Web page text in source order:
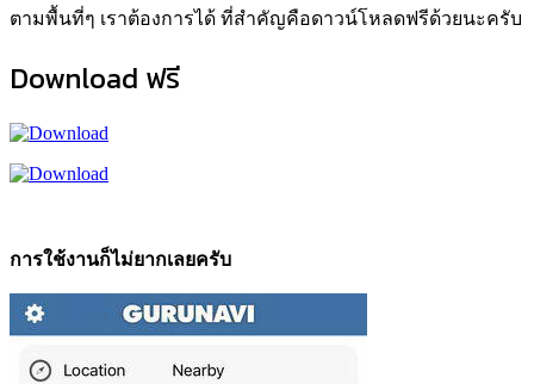
ตามพื้นที่ๆ เราต้องการได้ ที่สำคัญคือดาวน์โหลดฟรีด้วยนะครับ
Download ฟรี
การใช้งานก็ไม่ยากเลยครับ